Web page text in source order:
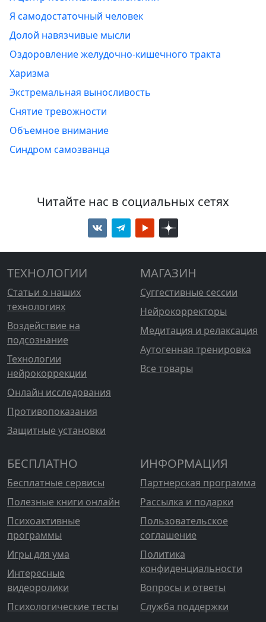
Я самодостаточный человек
Долой навязчивые мысли
Оздоровление желудочно-кишечного тракта
Харизма
Экстремальная выносливость
Снятие тревожности
Объемное внимание
Синдром самозванца
Читайте нас в социальных сетях
ТЕХНОЛОГИИ
Статьи о наших
технологиях
Воздействие на
подсознание
Технологии
нейрокоррекции
Онлайн исследования
Противопоказания
Защитные установки
МАГАЗИН
Суггестивные сессии
Нейрокорректоры
Медитация и релаксация
Аутогенная тренировка
Все товары
БЕСПЛАТНО
Бесплатные сервисы
Полезные книги онлайн
Психоактивные
программы
Игры для ума
Интересные
видеоролики
Психологические тесты
ИНФОРМАЦИЯ
Партнерская программа
Рассылка и подарки
Пользовательское
соглашение
Политика
конфиденциальности
Вопросы и ответы
Служба поддержки